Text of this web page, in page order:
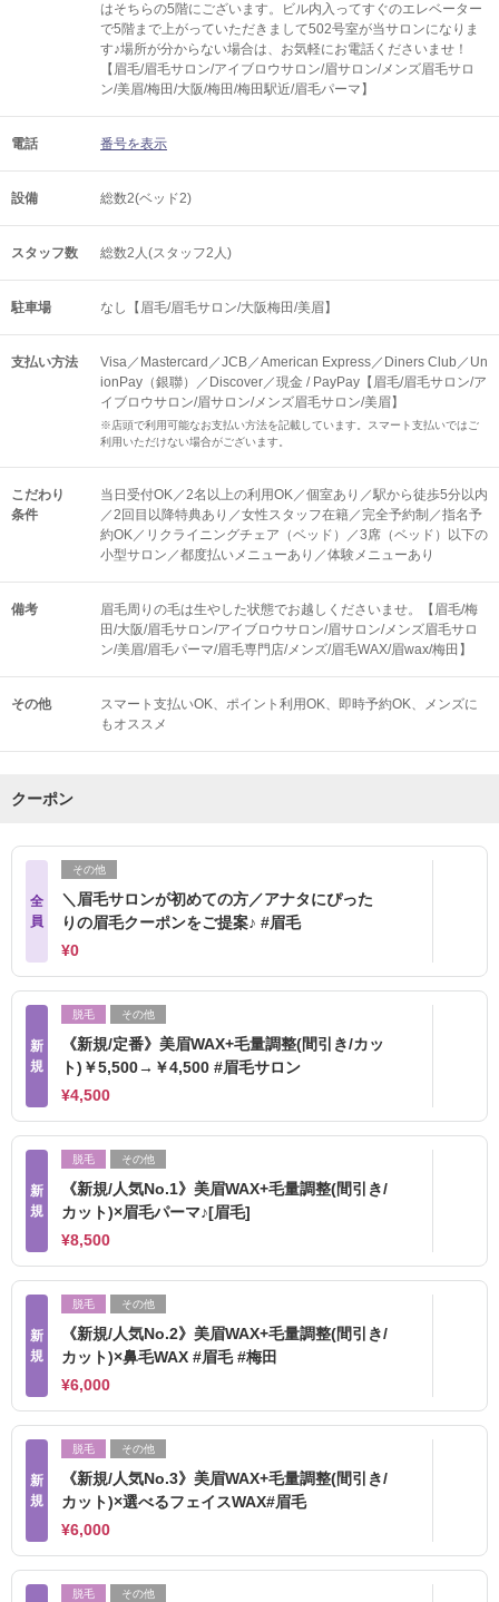
はそちらの5階にございます。ビル内入ってすぐのエレベーター
で5階まで上がっていただきまして502号室が当サロンになりま
す♪場所が分からない場合は、お気軽にお電話くださいませ！
【眉毛/眉毛サロン/アイブロウサロン/眉サロン/メンズ眉毛サロ
ン/美眉/梅田/大阪/梅田/梅田駅近/眉毛パーマ】
電話 番号を表示
設備 総数2(ベッド2)
スタッフ数 総数2人(スタッフ2人)
駐車場 なし【眉毛/眉毛サロン/大阪梅田/美眉】
支払い方法
Visa／Mastercard／JCB／American Express／Diners Club／Un
ionPay（銀聯）／Discover／現金 / PayPay【眉毛/眉毛サロン/ア
イブロウサロン/眉サロン/メンズ眉毛サロン/美眉】
※店頭で利用可能なお支払い方法を記載しています。スマート支払いではご
利用いただけない場合がございます。
こだわり
条件
当日受付OK／2名以上の利用OK／個室あり／駅から徒歩5分以内
／2回目以降特典あり／女性スタッフ在籍／完全予約制／指名予
約OK／リクライニングチェア（ベッド）／3席（ベッド）以下の
小型サロン／都度払いメニューあり／体験メニューあり
備考
眉毛周りの毛は生やした状態でお越しくださいませ。【眉毛/梅
田/大阪/眉毛サロン/アイブロウサロン/眉サロン/メンズ眉毛サロ
ン/美眉/眉毛パーマ/眉毛専門店/メンズ/眉毛WAX/眉wax/梅田】
その他 スマート支払いOK ポイント利用OK 即時予約OK
メンズに
もオススメ
クーポン
全
員
その他
＼眉毛サロンが初めての方／アナタにぴった
りの眉毛クーポンをご提案♪ #眉毛
¥0
新
規
脱毛 その他
《新規/定番》美眉WAX+毛量調整(間引き/カッ
ト)￥5,500→￥4,500 #眉毛サロン
¥4,500
新
規
脱毛 その他
《新規/人気No.1》美眉WAX+毛量調整(間引き/
カット)×眉毛パーマ♪[眉毛]
¥8,500
新
規
脱毛 その他
《新規/人気No.2》美眉WAX+毛量調整(間引き/
カット)×鼻毛WAX #眉毛 #梅田
¥6,000
新
規
脱毛 その他
《新規/人気No.3》美眉WAX+毛量調整(間引き/
カット)×選べるフェイスWAX#眉毛
¥6,000
脱毛 その他